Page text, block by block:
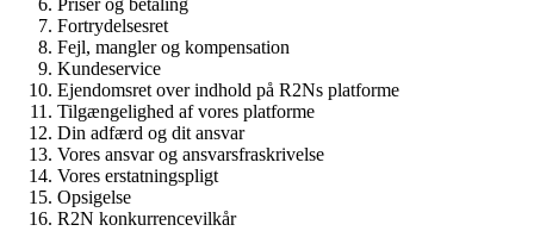
Priser og betaling
Fortrydelsesret
Fejl, mangler og kompensation
Kundeservice
Ejendomsret over indhold på R2Ns platforme
Tilgængelighed af vores platforme
Din adfærd og dit ansvar
Vores ansvar og ansvarsfraskrivelse
Vores erstatningspligt
Opsigelse
R2N konkurrencevilkår